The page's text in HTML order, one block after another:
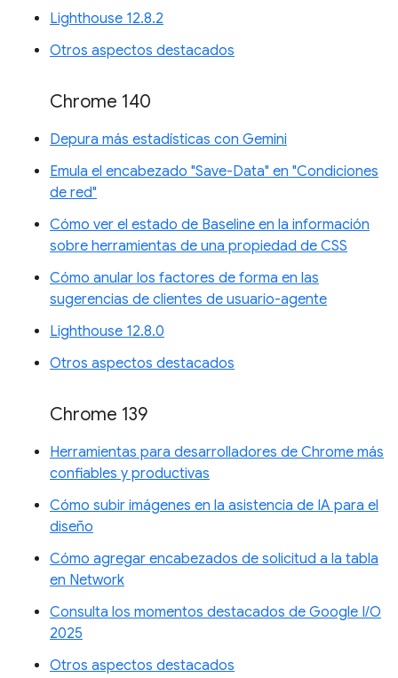
Lighthouse 12.8.2
Otros aspectos destacados
Chrome 140
Depura más estadísticas con Gemini
Emula el encabezado "Save-Data" en "Condiciones
de red"
Cómo ver el estado de Baseline en la información
sobre herramientas de una propiedad de CSS
Cómo anular los factores de forma en las
sugerencias de clientes de usuario-agente
Lighthouse 12.8.0
Otros aspectos destacados
Chrome 139
Herramientas para desarrolladores de Chrome más
confiables y productivas
Cómo subir imágenes en la asistencia de IA para el
diseño
Cómo agregar encabezados de solicitud a la tabla
en Network
Consulta los momentos destacados de Google I/O
2025
Otros aspectos destacados